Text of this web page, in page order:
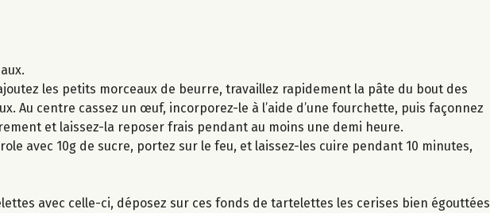
les petits morceaux de beurre, travaillez rapidement la pâte du bout des
Au centre cassez un œuf, incorporez-le à l’aide d’une fourchette, puis façonnez
et laissez-la reposer frais pendant au moins une demi heure.
avec 10g de sucre, portez sur le feu, et laissez-les cuire pendant 10 minutes,
avec celle-ci, déposez sur ces fonds de tartelettes les cerises bien égouttées